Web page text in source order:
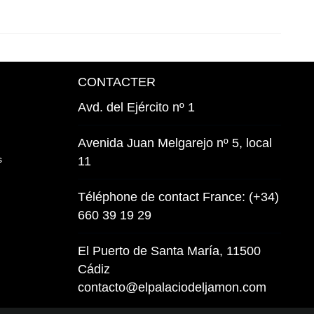
CONTACTER
Avd. del Ejército nº 1
Avenida Juan Melgarejo nº 5, local
11
Téléphone de contact France: (+34)
660 39 19 29
El Puerto de Santa María, 11500
Cádiz
contacto@elpalaciodeljamon.com